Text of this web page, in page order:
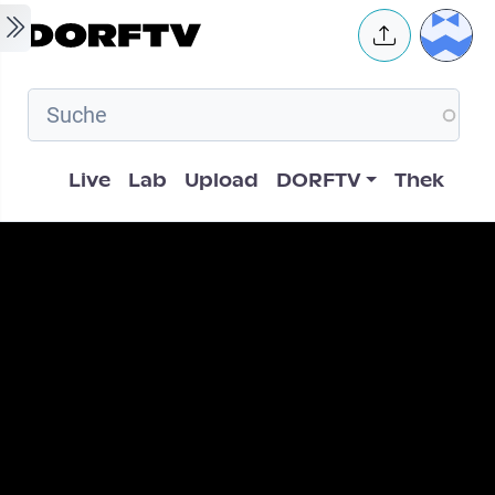
Skip to main content User
Hauptnavigation
Live Lab Upload DORFTV Thek